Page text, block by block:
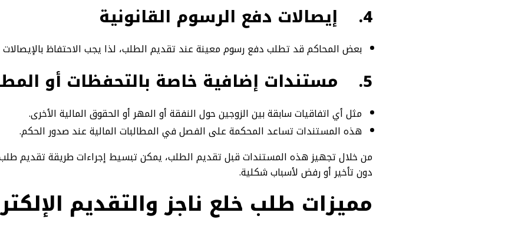
4. إيصالات دفع الرسوم القانونية
بعض المحاكم قد تطلب دفع رسوم معينة عند تقديم الطلب، لذا يجب الاحتفاظ بالإيصالات
5. مستندات إضافية خاصة بالتحفظات أو
مثل أي اتفاقيات سابقة بين الزوجين حول النفقة أو المهر أو الحقوق المالية الأخرى.
هذه المستندات تساعد المحكمة على الفصل في المطالبات المالية عند صدور الحكم.
من خلال تجهيز هذه المستندات قبل تقديم الطلب، يمكن تبسيط إجراءات طريقة تقديم
دون تأخير أو رفض لأسباب شكلية.
مميزات طلب خلع ناجز والتقديم